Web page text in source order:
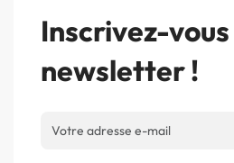
Inscrivez-
newsletter !